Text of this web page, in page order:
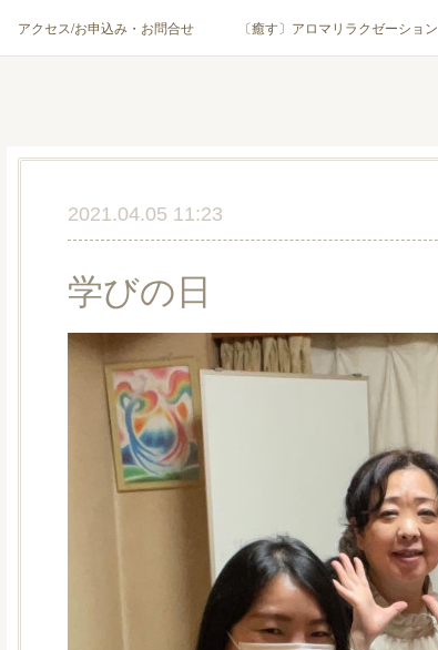
アクセス/お申込み・お問合せ 〔癒す〕アロマリラクゼーション
2021.04.05 11:23
学びの日